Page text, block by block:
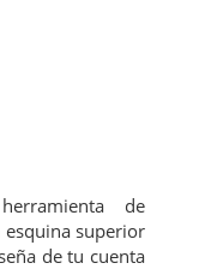
de
esquina superior
de tu cuenta